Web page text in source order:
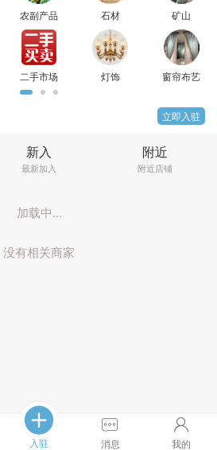
农副产品 石材 矿山
二手市场 灯饰 窗帘布艺
立即入驻
新入
最新加入
附近
附近店铺
加载中...
没有相关商家
入驻 消息 我的